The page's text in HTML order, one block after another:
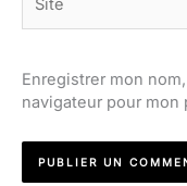
Enregistrer mon
navigateur pour mon